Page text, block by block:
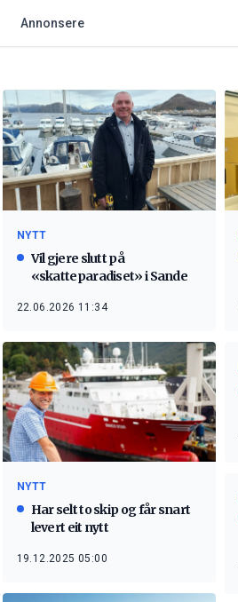
Annonsere
NYTT
Vil gjere slutt på
«skatteparadiset» i Sande
22.06.2026 11:34
NYTT
Har selt to skip og får snart
levert eit nytt
19.12.2025 05:00